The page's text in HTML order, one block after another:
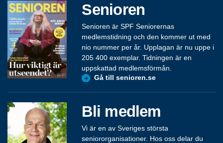
Senioren
Senioren är SPF Seniorernas
medlemstidning och den kommer ut med
nio nummer per år. Upplagan är nu uppe i
205 400 exemplar. Tidningen är en
uppskattad medlemsförmån.
Gå till senioren.se
Bli medlem
Vi är en av Sveriges största
seniororganisationer. Hos oss delar du